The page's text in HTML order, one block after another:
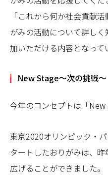
「これから何か社会貢献
がみの活動について詳し
加いただける内容となって
New Stage～次の挑戦～
今年のコンセプトは「New
東京2020オリンピック・
タートしたおりがみは、
広げることができました。